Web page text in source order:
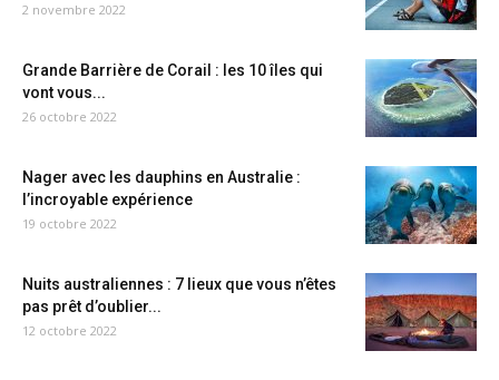
2 novembre 2022
Grande Barrière de Corail : les 10 îles qui
vont vous...
26 octobre 2022
Nager avec les dauphins en Australie :
l’incroyable expérience
19 octobre 2022
Nuits australiennes : 7 lieux que vous n’êtes
pas prêt d’oublier...
12 octobre 2022